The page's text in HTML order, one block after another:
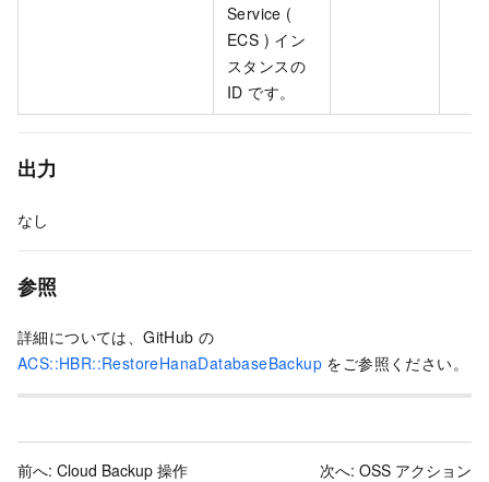
Service (
ECS ) イン
スタンスの
ID です。
出力
なし
参照
詳細については、GitHub の
ACS::HBR::RestoreHanaDatabaseBackup をご参照ください。
前へ: Cloud Backup 操作 次へ: OSS アクション